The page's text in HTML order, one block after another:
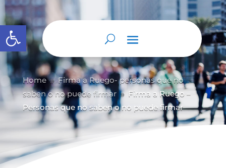
Abrir barra de herramientas
Home 9 Firma a Ruego- personas que no
saben o no puede firmar 9
Firma a Ruego –
Personas que no saben o no puede firmar